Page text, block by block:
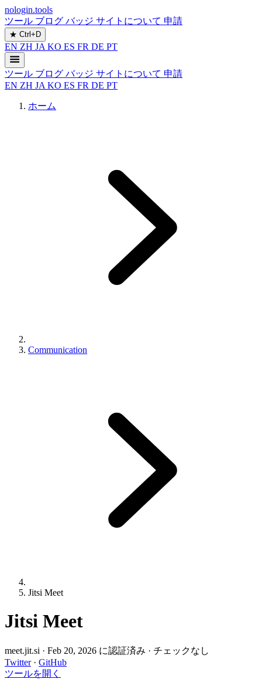
nologin.tools
ツール ブログ バッジ サイトについて 申請
★ Ctrl+D
EN ZH JA KO ES FR DE PT
ツール ブログ バッジ サイトについて 申請
EN ZH JA KO ES FR DE PT
ホーム
Communication
Jitsi Meet
Jitsi Meet
meet.jit.si · Feb 20, 2026 に認証済み · チェックなし
Twitter · GitHub
ツールを開く